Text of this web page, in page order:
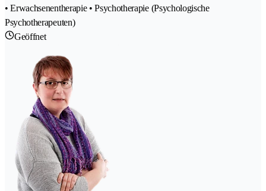
• Erwachsenentherapie • Psychotherapie (Psychologische
Psychotherapeuten)
Geöffnet